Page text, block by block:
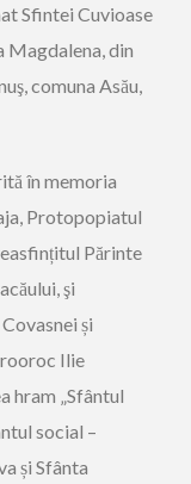
Sfintei Cuvioase
Magdalena, din
comuna Asău,
în memoria
Protopopiatul
Părinte
şi
și
Ilie
hram „Sfântul
social –
și Sfânta